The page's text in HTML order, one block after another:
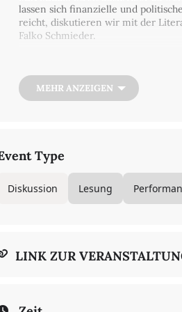
lassen sich finanzielle und
reicht, diskutieren wir mit der
Falko Schmieder.
gesellschaftliche, politische und
MEHR ANZEIGEN
Type
Diskussion Lesung
LINK ZUR